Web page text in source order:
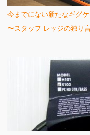
今までにない新たなギグ
〜スタッフ レッジの独り